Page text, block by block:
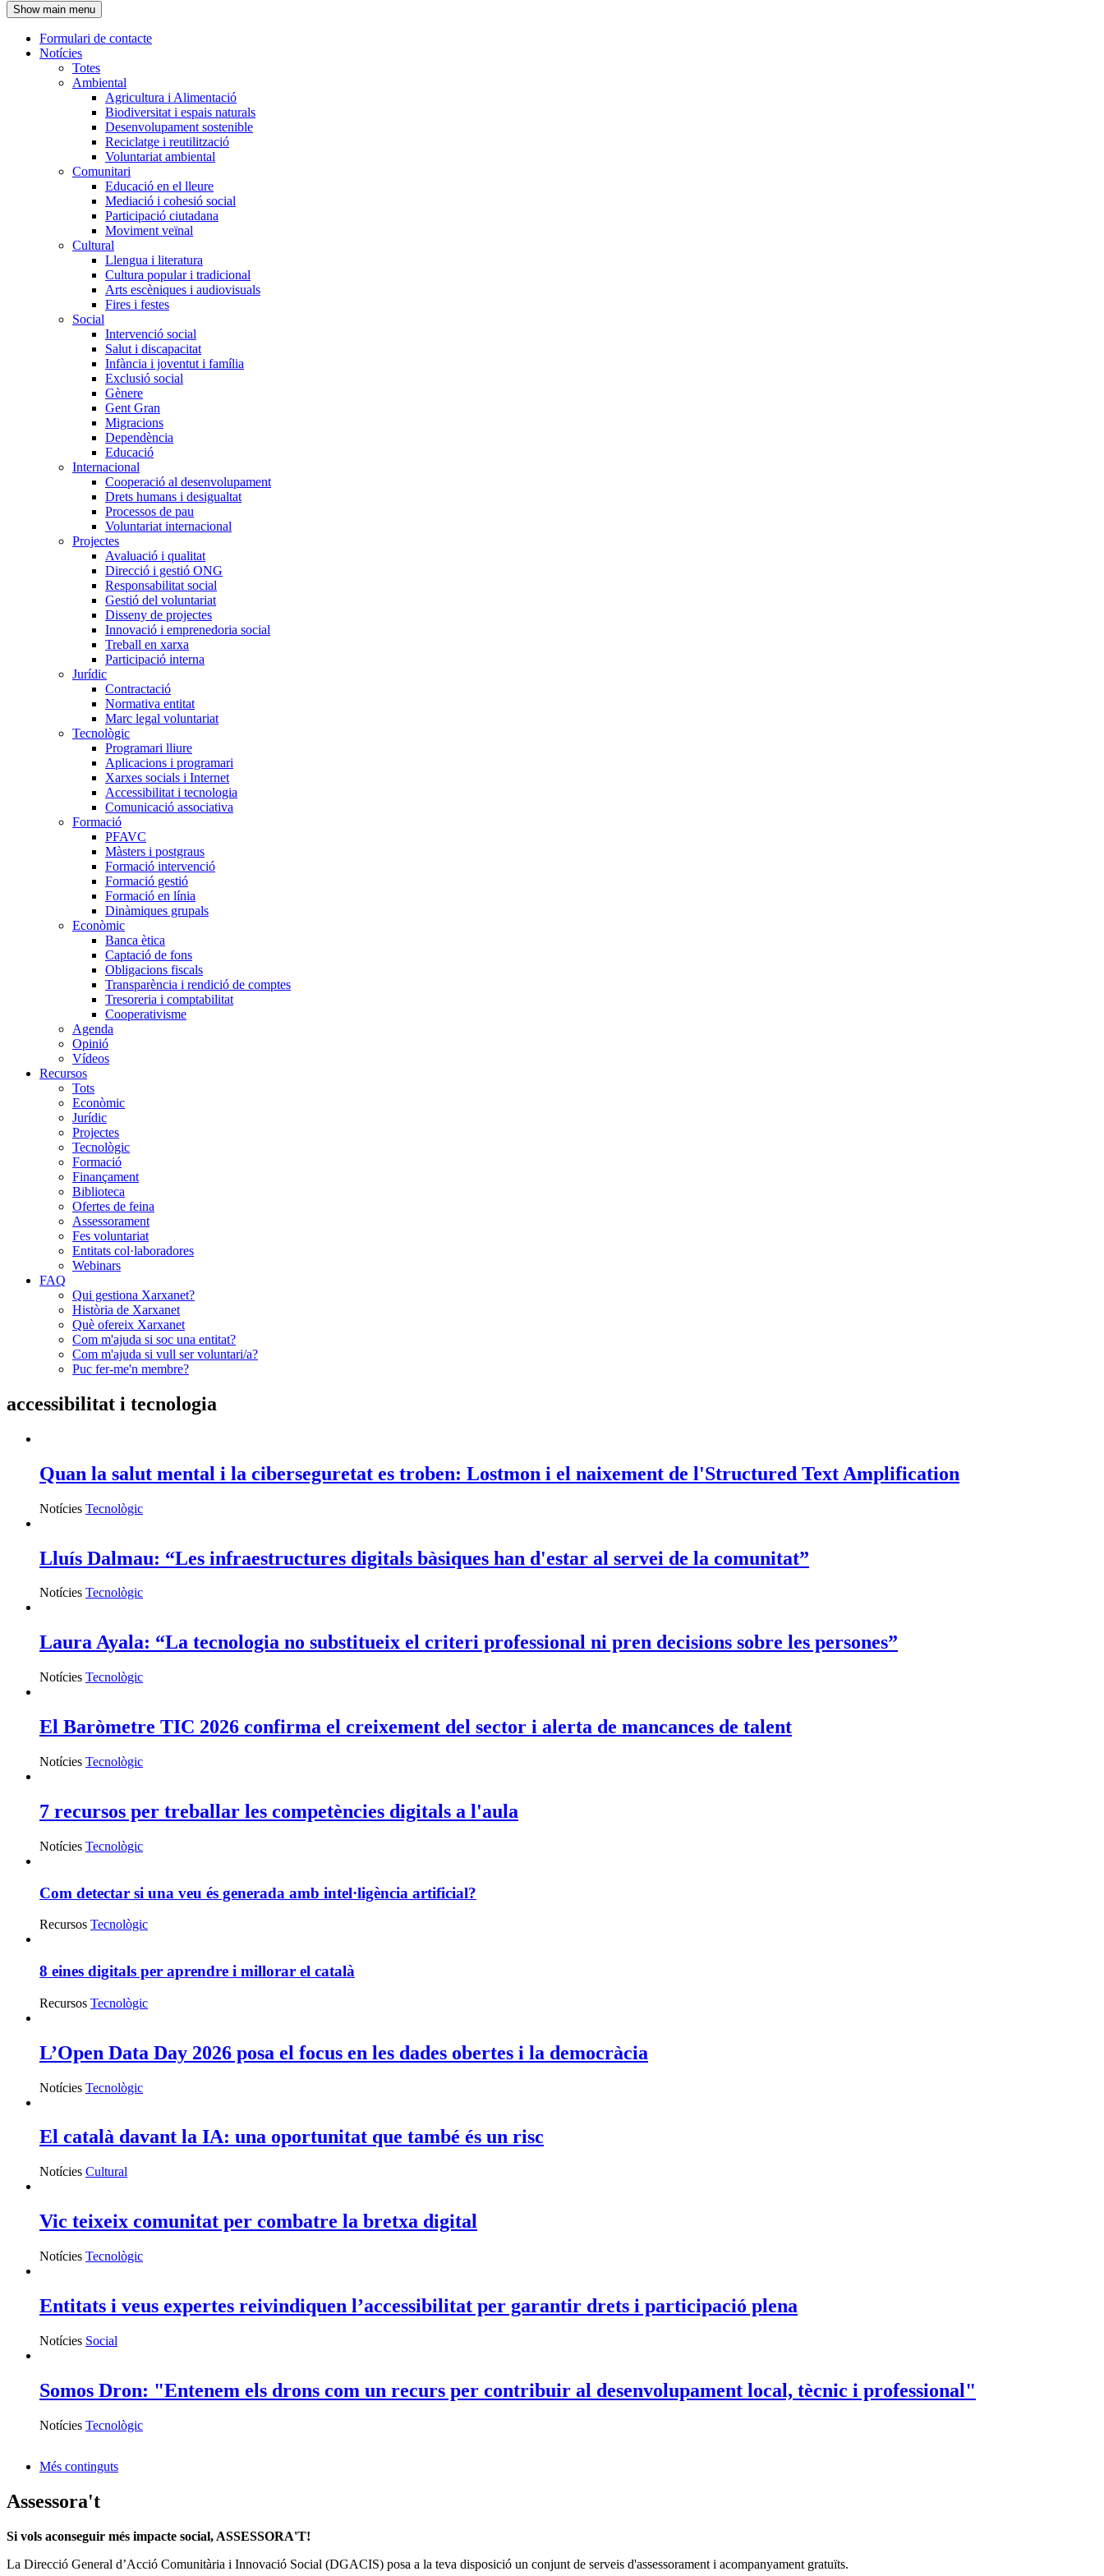
l'encapçalament
Show main menu
Navegació
principal
Formulari de contacte
Notícies
Totes
Ambiental
Agricultura i Alimentació
Biodiversitat i espais naturals
Desenvolupament sostenible
Reciclatge i reutilització
Voluntariat ambiental
Comunitari
Educació en el lleure
Mediació i cohesió social
Participació ciutadana
Moviment veïnal
Cultural
Llengua i literatura
Cultura popular i tradicional
Arts escèniques i audiovisuals
Fires i festes
Social
Intervenció social
Salut i discapacitat
Infància i joventut i família
Exclusió social
Gènere
Gent Gran
Migracions
Dependència
Educació
Internacional
Cooperació al desenvolupament
Drets humans i desigualtat
Processos de pau
Voluntariat internacional
Projectes
Avaluació i qualitat
Direcció i gestió ONG
Responsabilitat social
Gestió del voluntariat
Disseny de projectes
Innovació i emprenedoria social
Treball en xarxa
Participació interna
Jurídic
Contractació
Normativa entitat
Marc legal voluntariat
Tecnològic
Programari lliure
Aplicacions i programari
Xarxes socials i Internet
Accessibilitat i tecnologia
Comunicació associativa
Formació
PFAVC
Màsters i postgraus
Formació intervenció
Formació gestió
Formació en línia
Dinàmiques grupals
Econòmic
Banca ètica
Captació de fons
Obligacions fiscals
Transparència i rendició de comptes
Tresoreria i comptabilitat
Cooperativisme
Agenda
Opinió
Vídeos
Recursos
Tots
Econòmic
Jurídic
Projectes
Tecnològic
Formació
Finançament
Biblioteca
Ofertes de feina
Assessorament
Fes voluntariat
Entitats col·laboradores
Webinars
FAQ
Qui gestiona Xarxanet?
Història de Xarxanet
Què ofereix Xarxanet
Com m'ajuda si soc una entitat?
Com m'ajuda si vull ser voluntari/a?
Puc fer-me'n membre?
accessibilitat i tecnologia
Quan la salut mental i la ciberseguretat es troben: Lostmon i el naixement de l'Structured Text Amplification
Notícies Tecnològic
Lluís Dalmau: “Les infraestructures digitals bàsiques han d'estar al servei de la comunitat”
Notícies Tecnològic
Laura Ayala: “La tecnologia no substitueix el criteri professional ni pren decisions sobre les persones”
Notícies Tecnològic
El Baròmetre TIC 2026 confirma el creixement del sector i alerta de mancances de talent
Notícies Tecnològic
7 recursos per treballar les competències digitals a l'aula
Notícies Tecnològic
Com detectar si una veu és generada amb intel·ligència artificial?
Recursos Tecnològic
8 eines digitals per aprendre i millorar el català
Recursos Tecnològic
L’Open Data Day 2026 posa el focus en les dades obertes i la democràcia
Notícies Tecnològic
El català davant la IA: una oportunitat que també és un risc
Notícies Cultural
Vic teixeix comunitat per combatre la bretxa digital
Notícies Tecnològic
Entitats i veus expertes reivindiquen l’accessibilitat per garantir drets i participació plena
Notícies Social
Somos Dron: "Entenem els drons com un recurs per contribuir al desenvolupament local, tècnic i professional"
Notícies Tecnològic
Més continguts
Assessora't
Si vols aconseguir més impacte social, ASSESSORA'T!
La Direcció General d’Acció Comunitària i Innovació Social (DGACIS) posa a la teva disposició un conjunt de serveis d'assessorament i acompanyament gratuïts.